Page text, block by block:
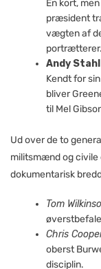
En kort,
præsident
vægten af
portrætterer.
Andy
Kendt for
bliver
til Mel
Ud over de to
militsmænd og civile
dokumentarisk
Tom
Chris
oberst
disciplin.